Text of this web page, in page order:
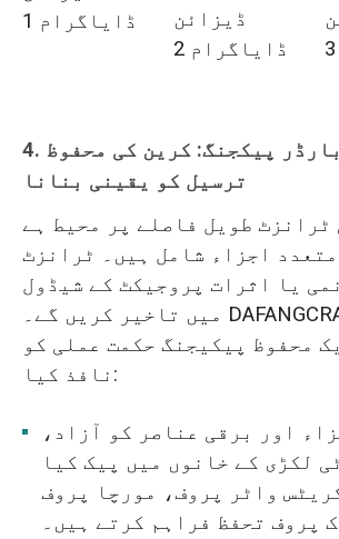
ڈایاگرام 1
ڈیزائن
ڈایاگرام 2
4. پیکجنگ: کرین کی محفوظ
ترسیل کو یقینی بنانا
ٹرانزٹ طویل فاصلے پر محیط ہے
اجزاء شامل ہیں۔ ٹرانزٹ
یا اثرات پروجیکٹ کے شیڈول
میں تاخیر کریں گے۔ DAFANGCRANE لاجسٹکس
محفوظ پیکیجنگ حکمت عملی کو
نافذ کیا:
اور برقی عناصر کو آزاد،
لکڑی کے خانوں میں پیک کیا
واٹر پروف، مورچا پروف
پروف تحفظ فراہم کرتے ہیں۔